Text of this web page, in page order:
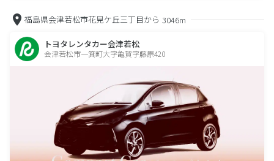
福島県会津若松市花見ケ丘三丁目から 3046m
トヨタレンタカー会津若松
会津若松市一箕町大字亀賀字藤原420